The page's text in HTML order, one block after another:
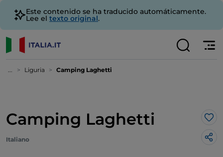
Este contenido se ha traducido automáticamente.
Lee el texto original.
... Liguria Camping Laghetti
Camping Laghetti Me
Italiano